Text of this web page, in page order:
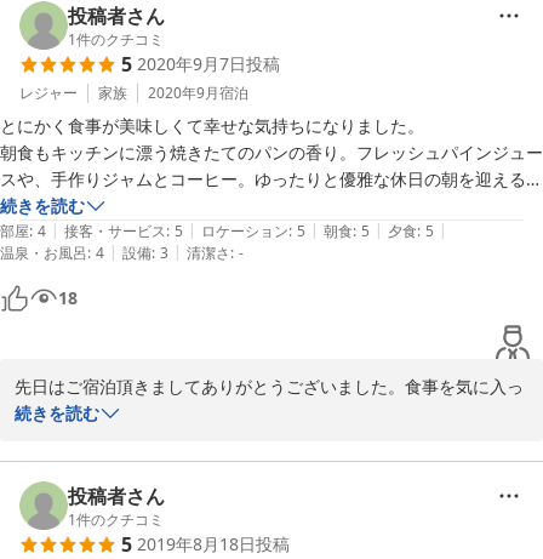
理でいいお色に日焼けされていらっしゃいましたものね。また、ぜ
ひ遊びにいらしてくださいませ。お待ちしております！
2020-09-18
投稿者さん
1件のクチコミ
5 2020年9月7日投稿
レジャー 家族 2020年9月宿泊
とにかく食事が美味しくて幸せな気持ちになりました。
朝食もキッチンに漂う焼きたてのパンの香り。フレッシュパインジュー
スや、手作りジャムとコーヒー。ゆったりと優雅な休日の朝を迎えるこ
とができました。
館内も木のいい香りとオーナーが撮影された裏磐梯の自然の写真に癒さ
れました。
子どもたちの飲み物などを冷やしたかったので、部屋に冷蔵庫があれば
また宿泊したい思います。ありがとうございました。
続きを読む
部屋: 4 | 接客・サービス: 5 | ロケーション: 5 | 朝食: 5 | 夕食: 5 |
温泉・お風呂: 4 | 設備: 3 | 清潔さ: -
18
先日はご宿泊頂きましてありがとうございました。食事を気に入っ
て頂き嬉しく思います。夕食はコース料理になっていますので、小
お飲み物や保冷剤などは、お預かりして冷やしておくことが可能で
したが、お伝えすることができず申し訳ありませんでした。
続きを読む
投稿者さん
1件のクチコミ
5 2019年8月18日投稿